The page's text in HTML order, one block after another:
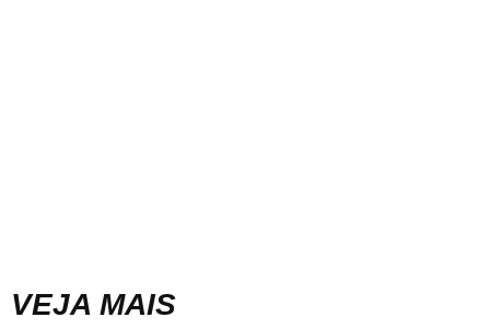
VEJA MAIS